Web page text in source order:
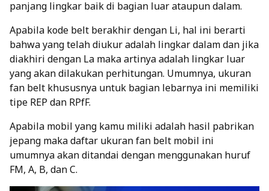
panjang lingkar baik di bagian luar ataupun dalam.
Apabila kode belt berakhir dengan Li, hal ini berarti
bahwa yang telah diukur adalah lingkar dalam dan jika
diakhiri dengan La maka artinya adalah lingkar luar
yang akan dilakukan perhitungan. Umumnya, ukuran
fan belt khususnya untuk bagian lebarnya ini memiliki
tipe REP dan RPfF.
Apabila mobil yang kamu miliki adalah hasil pabrikan
jepang maka daftar ukuran fan belt mobil ini
umumnya akan ditandai dengan menggunakan huruf
FM, A, B, dan C.